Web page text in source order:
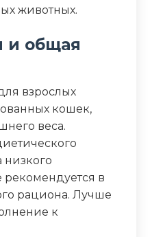
животных.
и общая
взрослых
кошек,
веса.
низкого
в
рациона. Лучше
к